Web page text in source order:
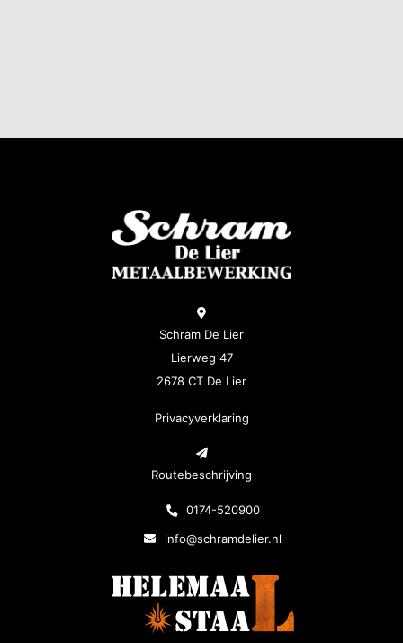
Schram De Lier
Lierweg 47
2678 CT De Lier
Privacyverklaring
Routebeschrijving
0174-520900
info@schramdelier.nl